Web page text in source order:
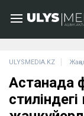
ULYSMEDIA.KZ
Астанада